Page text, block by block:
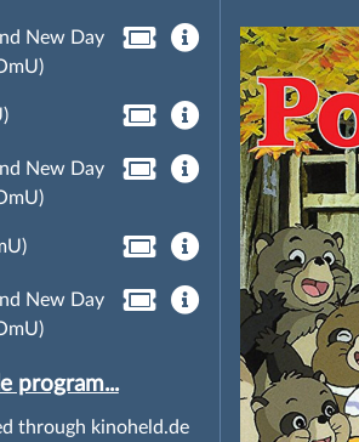
New Day
New Day
New Day
program...
through kinoheld.de